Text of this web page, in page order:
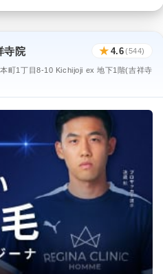
寺院 ★ 4.6(544)
町1丁目8-10 Kichijoji ex 地下1階(吉祥寺